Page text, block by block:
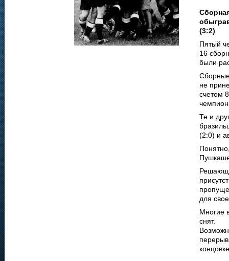
(3:2)
Пятый
16
были
не
счетом
Те и
(2:0) и
для
Многие
снят.